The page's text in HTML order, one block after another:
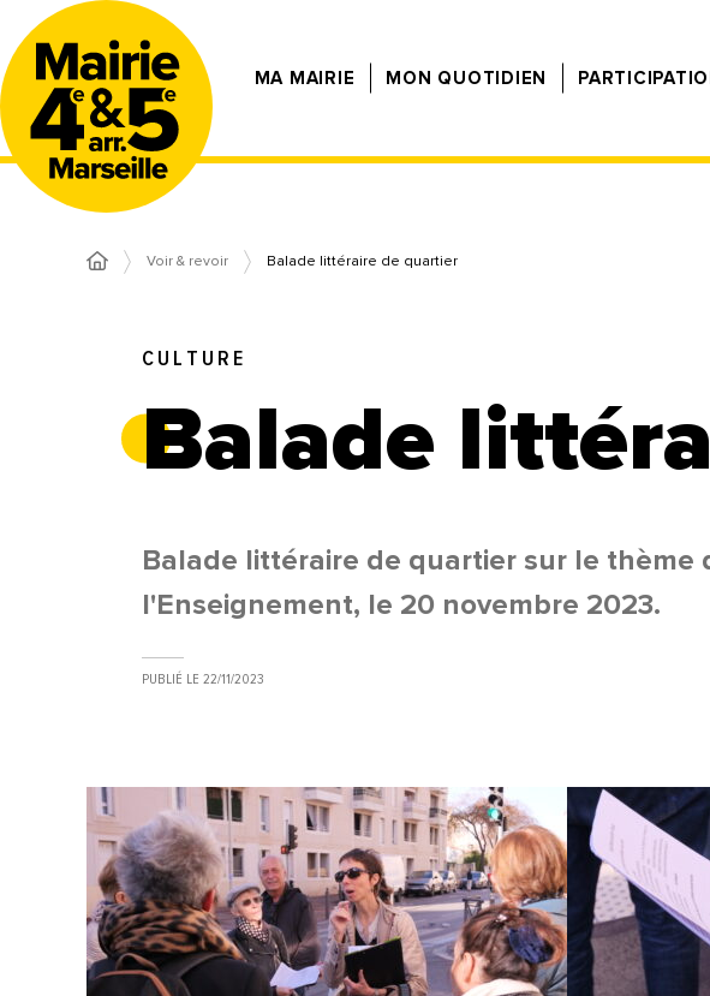
MA MAIRIE MON QUOTIDIEN
Voir & revoir Balade littéraire de quartier
CULTURE
Balade
Balade littéraire de quartier sur le thème
l'Enseignement, le 20 novembre 2023.
PUBLIÉ LE 22/11/2023